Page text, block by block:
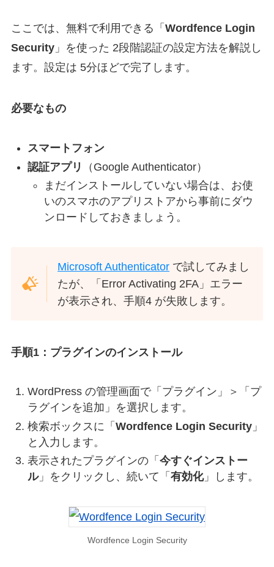
ここでは、無料で利用できる「 Wordfence Login
Security」を使った 2段階認証の設定方法を解説し
ます。設定は 5分ほどで完了します。
必要なもの
スマートフォン
認証アプリ
（Google Authenticator）
まだインストールしていない場合は、お使
いのスマホのアプリストアから事前にダウ
ンロードしておきましょう。
Microsoft Authenticator で試してみまし
たが、「Error Activating 2FA」エラー
が表示され、手順4 が失敗します。
手順1：プラグインのインストール
WordPress の管理画面で「プラグイン」＞「プ
ラグインを追加」を選択します。
検索ボックスに「 Wordfence Login Security」
と入力します。
表示されたプラグインの「 今すぐインストー
ル」をクリックし、続いて「 有効化」します。
Wordfence Login Security